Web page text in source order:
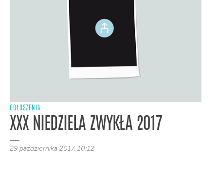
OGŁOSZENIA
XXX NIEDZIELA ZWYKŁA 2017
29 października 2017, 10:12